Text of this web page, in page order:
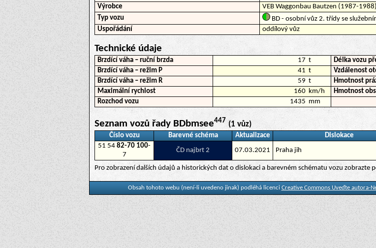
Výrobce
VEB Waggonbau Bautzen (1987-1988)
Typ vozu
BD - osobní vůz 2. třídy se
Uspořádání
oddílový vůz
Technické údaje
Brzdící váha – ruční brzda 17 t Délka vozu
Brzdící váha – režim P
41 t Vzdálenost
Brzdící váha – režim R
59 t Hmotnost
Maximální rychlost
160 km/h Hmotnost
Rozchod vozu
1435 mm
Seznam vozů řady BDbmsee447 (1 vůz)
Číslo vozu Barevné schéma Aktualizace Dislokace
51 54 82-70 100-
7
ČD najbrt 2 07.03.2021 Praha jih
Pro zobrazení dalších údajů a historických dat o dislokaci a barevném schématu vozu zobrazte
Obsah tohoto webu (není-li uvedeno jinak) podléhá licenci Creative Commons Uveďte autora-